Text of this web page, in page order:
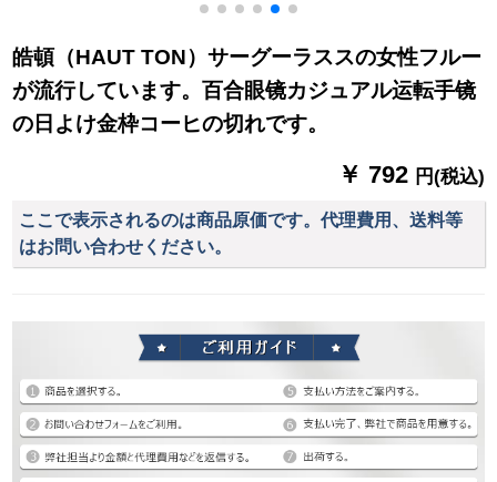
皓頓（HAUT TON）サーグーラススの女性フルー
が流行しています。百合眼镜カジュアル运転手镜
の日よけ金枠コーヒの切れです。
￥ 792 円(税込)
ここで表示されるのは商品原価です。代理費用、送料等
はお問い合わせください。